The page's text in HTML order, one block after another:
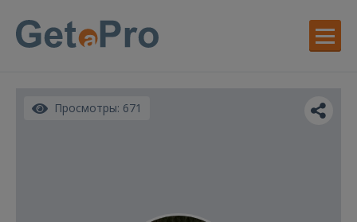
Просмотры: 671